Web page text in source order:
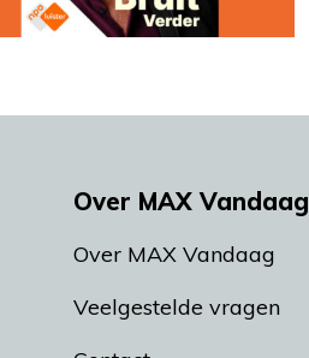
Over MAX Vandaag
Over MAX Vandaag
Veelgestelde vragen